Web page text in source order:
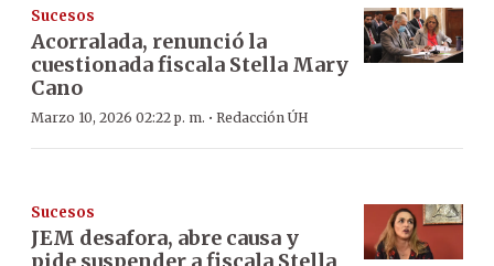
Sucesos
Acorralada, renunció la
cuestionada fiscala Stella Mary
Cano
Marzo 10, 2026 02:22 p. m. · Redacción ÚH
Sucesos
JEM desafora, abre causa y
pide suspender a fiscala Stella